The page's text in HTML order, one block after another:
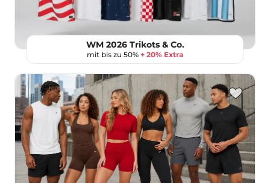
WM 2026 Trikots & Co.
mit bis zu 50% + 20% Extra